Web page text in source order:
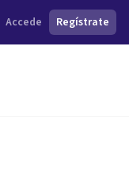
Accede Regístrate